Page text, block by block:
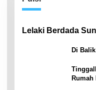
Lelaki Berdada
Di